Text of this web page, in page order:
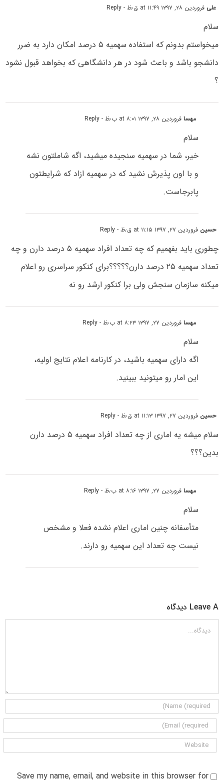
علی فروردین ۲۸, ۱۳۹۷ at ۱۱:۴۹ ق٫ظ - Reply
سلام
میخواستم بدونم که استفاده سهمیه ۵ درصد امکان دارد به ضرر
دانشجو باشد و باعث شود در هر دانشگاهی که بخواهد قبول نشود
؟
مهسافروردین ۲۸, ۱۳۹۷ at ۸:۰۱ ب٫ظ - Reply
سلام
خیر، شما در سهمیه سنجیده میشید، اگه شاملتون نشه
و با اون پذیرش نشید که در سهمیه ازاد که شرایطتون
پابرجاست.
حسین فروردین ۲۷, ۱۳۹۷ at ۱۱:۱۵ ق٫ظ - Reply
چطوری باید بفهمیم که چه تعداد افراد سهمیه ۵ درصد دارن و چه
تعداد سهمیه ۲۵ درصد دارن؟؟؟؟؟برای کنکور سراسری رو اعلام
میکنه سازمان سنجش ولی برا کنکور ارشد رو نه
مهسافروردین ۲۷, ۱۳۹۷ at ۸:۲۳ ب٫ظ - Reply
سلام
اگه دارای سهمیه باشید، در کارنامه اعلام نتایج اولیه،
این امار رو میتونید ببینید.
حسین فروردین ۲۷, ۱۳۹۷ at ۱۱:۱۳ ق٫ظ - Reply
سلام‌ میشه یه اماری از چه تعداد افراد سهمیه ۵ درصد دارن
بدین؟؟؟
مهسافروردین ۲۷, ۱۳۹۷ at ۸:۱۶ ب٫ظ - Reply
سلام
متأسفانه چنین اماری اعلام نشده فعلا و مشخص
نیست چه تعداد این سهمیه رو دارند.
Leave A دیدگاه
دیدگاه
Save my name, email, and website in this browser for